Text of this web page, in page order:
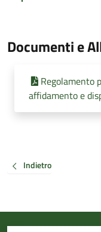
Documenti e
Regolamento
affidamento e
Indietro